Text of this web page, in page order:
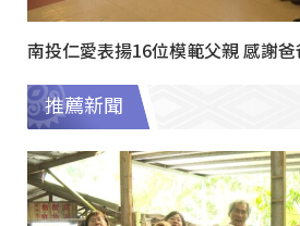
南投仁愛表揚16位模範父親 感謝
推薦新聞